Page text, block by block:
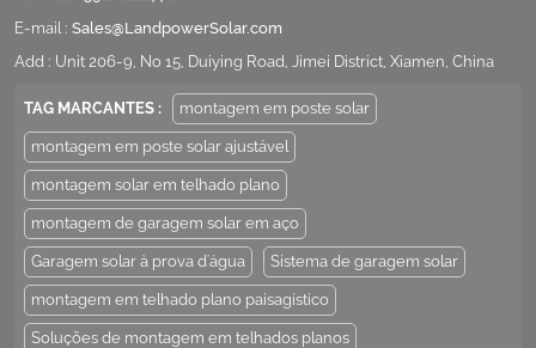
E-mail : Sales@LandpowerSolar.com
Add : Unit 206-9, No 15, Duiying Road, Jimei District, Xiamen, China
TAG MARCANTES : montagem em poste solar
montagem em poste solar ajustável
montagem solar em telhado plano
montagem de garagem solar em aço
Garagem solar à prova d'água Sistema de garagem solar
montagem em telhado plano paisagístico
Soluções de montagem em telhados planos